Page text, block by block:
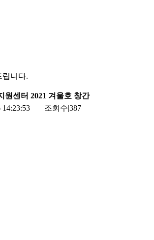
립니다.
원센터 2021 겨울호 창간
14:23:53 조회수|387